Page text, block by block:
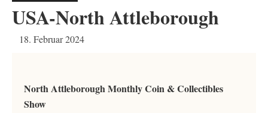
USA-North Attleborough
18. Februar 2024
North Attleborough Monthly Coin & Collectibles
Show